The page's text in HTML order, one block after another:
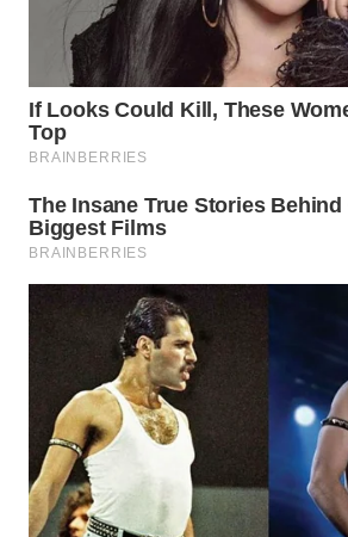
LANGKAT
WN
TAPANULI
SELATAN
WN
TANJUNG
LESUNG
WN
SIMALUNGUN
WN
LABUHANBATU